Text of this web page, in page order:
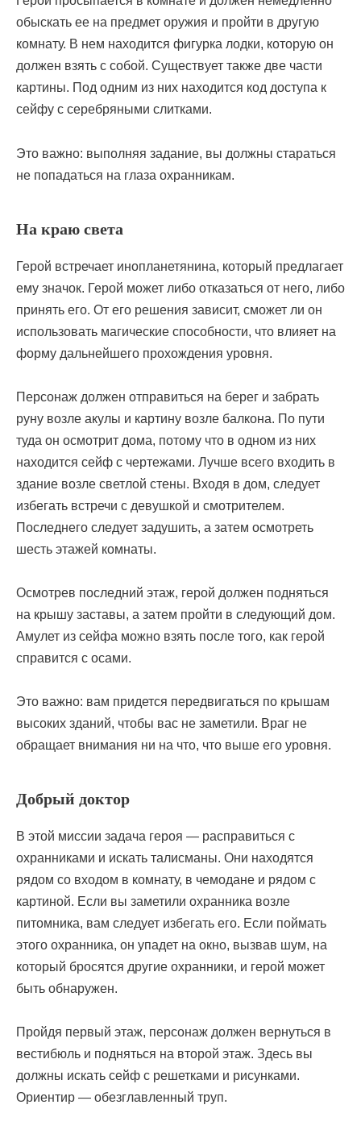
обыскать ее на предмет оружия и пройти в другую
комнату. В нем находится фигурка лодки, которую он
должен взять с собой. Существует также две части
картины. Под одним из них находится код доступа к
сейфу с серебряными слитками.
Это важно: выполняя задание, вы должны стараться
не попадаться на глаза охранникам.
На краю света
Герой встречает инопланетянина, который предлагает
ему значок. Герой может либо отказаться от него, либо
принять его. От его решения зависит, сможет ли он
использовать магические способности, что влияет на
форму дальнейшего прохождения уровня.
Персонаж должен отправиться на берег и забрать
руну возле акулы и картину возле балкона. По пути
туда он осмотрит дома, потому что в одном из них
находится сейф с чертежами. Лучше всего входить в
здание возле светлой стены. Входя в дом, следует
избегать встречи с девушкой и смотрителем.
Последнего следует задушить, а затем осмотреть
шесть этажей комнаты.
Осмотрев последний этаж, герой должен подняться
на крышу заставы, а затем пройти в следующий дом.
Амулет из сейфа можно взять после того, как герой
справится с осами.
Это важно: вам придется передвигаться по крышам
высоких зданий, чтобы вас не заметили. Враг не
обращает внимания ни на что, что выше его уровня.
Добрый доктор
В этой миссии задача героя — расправиться с
охранниками и искать талисманы. Они находятся
рядом со входом в комнату, в чемодане и рядом с
картиной. Если вы заметили охранника возле
питомника, вам следует избегать его. Если поймать
этого охранника, он упадет на окно, вызвав шум, на
который бросятся другие охранники, и герой может
быть обнаружен.
Пройдя первый этаж, персонаж должен вернуться в
вестибюль и подняться на второй этаж. Здесь вы
должны искать сейф с решетками и рисунками.
Ориентир — обезглавленный труп.